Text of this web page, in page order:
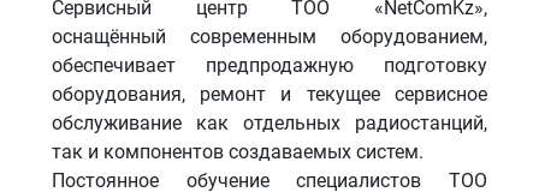
Сервисный центр ТОО «NetComKz»,
оснащённый современным оборудованием,
обеспечивает предпродажную подготовку
оборудования, ремонт и текущее сервисное
обслуживание как отдельных радиостанций,
так и компонентов создаваемых систем.
Постоянное обучение специалистов ТОО